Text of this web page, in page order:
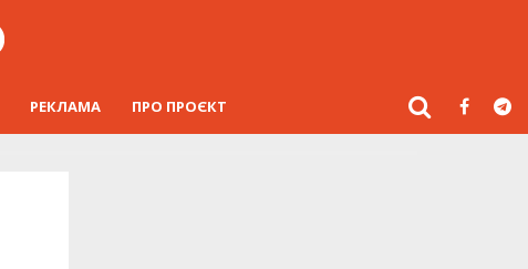
РЕКЛАМА ПРО ПРОЄКТ